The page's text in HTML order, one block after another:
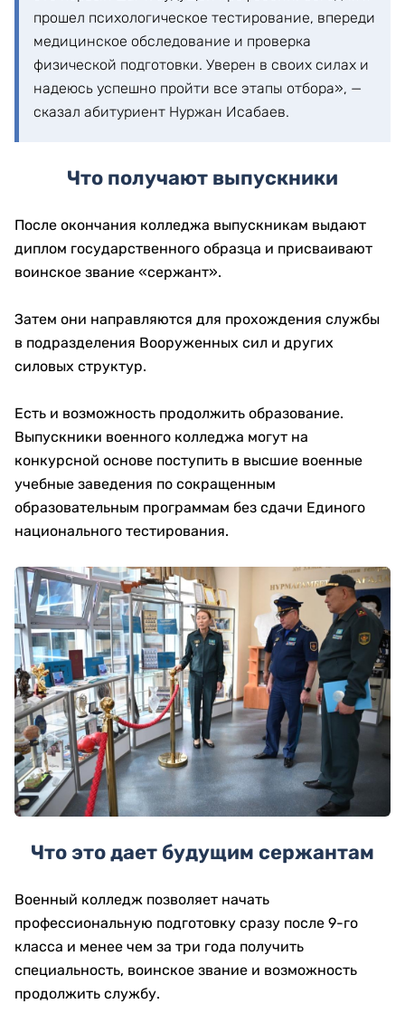
прошел психологическое тестирование, впереди
медицинское обследование и проверка
физической подготовки. Уверен в своих силах и
надеюсь успешно пройти все этапы отбора», —
сказал абитуриент Нуржан Исабаев.
Что получают выпускники
После окончания колледжа выпускникам выдают
диплом государственного образца и присваивают
воинское звание «сержант».
Затем они направляются для прохождения службы
в подразделения Вооруженных сил и других
силовых структур.
Есть и возможность продолжить образование.
Выпускники военного колледжа могут на
конкурсной основе поступить в высшие военные
учебные заведения по сокращенным
образовательным программам без сдачи Единого
национального тестирования.
Что это дает будущим сержантам
Военный колледж позволяет начать
профессиональную подготовку сразу после 9-го
класса и менее чем за три года получить
специальность, воинское звание и возможность
продолжить службу.